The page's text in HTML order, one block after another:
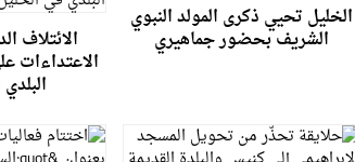
الخليل تحيي ذكرى المولد النبوي
الشريف بحضور جماهيري الائتلاف
الاعتداءات